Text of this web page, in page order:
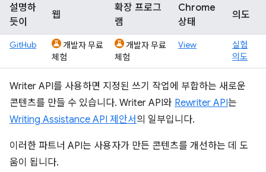
설명하
듯이
웹
확장 프로그
램
Chrome
상태
의도
GitHub
개발자 무료
체험
개발자 무료
체험
View
실험
의도
Writer API를 사용하면 지정된 쓰기 작업에 부합하는 새로운
콘텐츠를 만들 수 있습니다. Writer API와 Rewriter API는
Writing Assistance API 제안서 의 일부입니다.
이러한 파트너 API는 사용자가 만든 콘텐츠를 개선하는 데 도
움이 됩니다.